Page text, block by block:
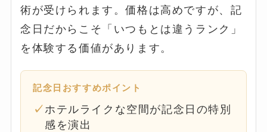
術が受けられます。価格は高めですが、記
念日だからこそ「いつもとは違うランク」
を体験する価値があります。
記念日おすすめポイント
ホテルライクな空間が記念日の特別
感を演出